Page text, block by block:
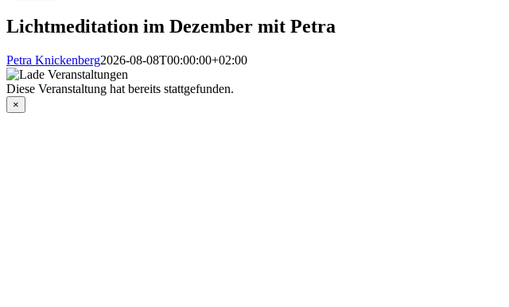
Lichtmeditation im Dezember mit Petra
Petra Knickenberg2026-08-08T00:00:00+02:00
Diese Veranstaltung hat bereits stattgefunden.
×